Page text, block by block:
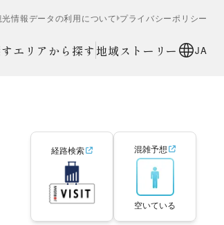
光情報データの利用について プライバシーポリシー
エリアから探す 地域ストーリー JA
経路検索 混雑予想
空いている